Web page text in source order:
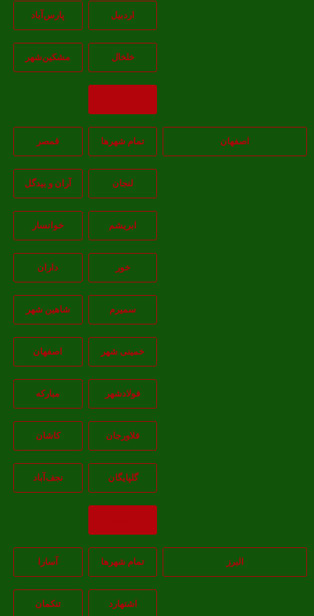
اردبيل پارس‌آباد
خلخال مشکين‌شهر
اصفهان تمام شهر‌ها قمصر
لنجان آران و بیدگل
ابریشم خوانسار
خور داران
سمیرم شاهین شهر
خمینی شهر اصفهان
فولادشهر مبارکه
فلاورجان کاشان
گلپايگان نجف‌آباد
البرز تمام شهر‌ها آسارا
اشتهارد تنکمان